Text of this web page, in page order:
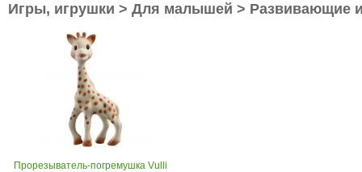
Игры, игрушки > Для малышей > Развивающие
Прорезыватель-погремушка Vulli